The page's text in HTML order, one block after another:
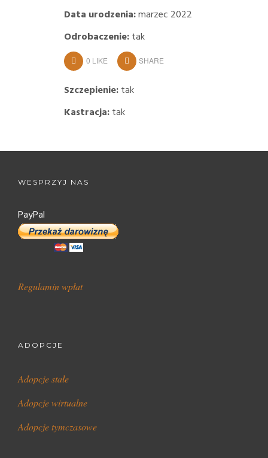
Data urodzenia:marzec 2022
Odrobaczenie:tak
0 LIKE SHARE
Szczepienie:tak
Kastracja:tak
WESPRZYJ NAS
PayPal
Regulamin wpłat
ADOPCJE
Adopcje stałe
Adopcje wirtualne
Adopcje tymczasowe